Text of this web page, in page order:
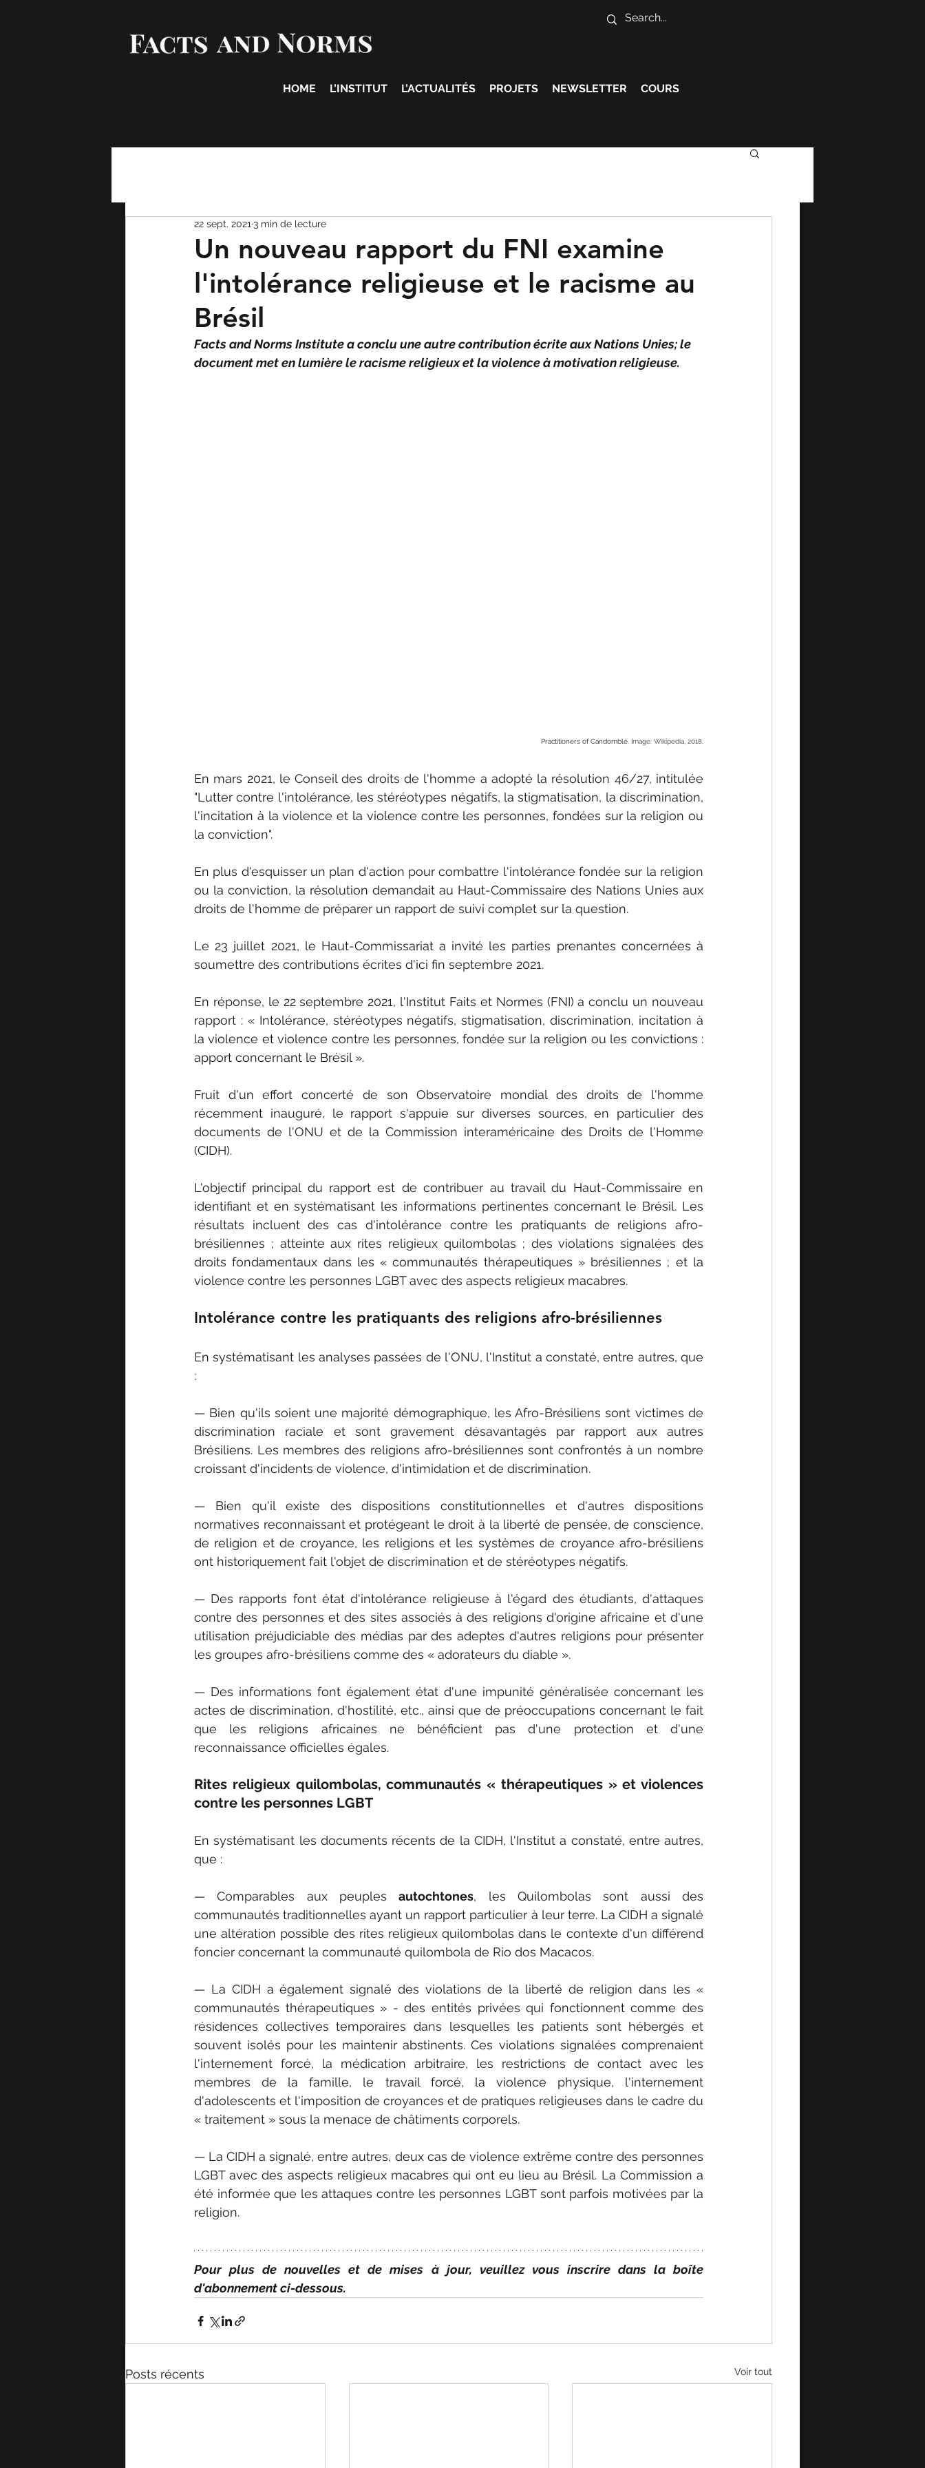
HOME L’INSTITUT L’ACTUALITÉS PROJETS NEWSLETTER COURS
Un nouveau rapport du FNI examine
l'intolérance religieuse et le racisme au
Brésil
22 sept. 2021 3 min de lecture
Facts and Norms Institute a conclu une autre contribution écrite aux Nations Unies; le
document met en lumière le racisme religieux et la violence à motivation religieuse.
Practitioners of Candomblé. Image: Wikipedia, 2018.
En mars 2021, le Conseil des droits de l'homme a adopté la résolution 46/27, intitulée
"Lutter contre l'intolérance, les stéréotypes négatifs, la stigmatisation, la discrimination,
l'incitation à la violence et la violence contre les personnes, fondées sur la religion ou
la conviction".
En plus d'esquisser un plan d'action pour combattre l'intolérance fondée sur la religion
ou la conviction, la résolution demandait au Haut-Commissaire des Nations Unies aux
droits de l'homme de préparer un rapport de suivi complet sur la question.
Le 23 juillet 2021, le Haut-Commissariat a invité les parties prenantes concernées à
soumettre des contributions écrites d'ici fin septembre 2021.
En réponse, le 22 septembre 2021, l'Institut Faits et Normes (FNI) a conclu un nouveau
rapport : « Intolérance, stéréotypes négatifs, stigmatisation, discrimination, incitation à
la violence et violence contre les personnes, fondée sur la religion ou les convictions :
apport concernant le Brésil ».
Fruit d'un effort concerté de son Observatoire mondial des droits de l'homme
récemment inauguré, le rapport s'appuie sur diverses sources, en particulier des
documents de l'ONU et de la Commission interaméricaine des Droits de l'Homme
(CIDH).
L'objectif principal du rapport est de contribuer au travail du Haut-Commissaire en
identifiant et en systématisant les informations pertinentes concernant le Brésil. Les
résultats incluent des cas d'intolérance contre les pratiquants de religions afro-
brésiliennes ; atteinte aux rites religieux quilombolas ; des violations signalées des
droits fondamentaux dans les « communautés thérapeutiques » brésiliennes ; et la
violence contre les personnes LGBT avec des aspects religieux macabres.
Intolérance contre les pratiquants des religions afro-brésiliennes
En systématisant les analyses passées de l'ONU, l'Institut a constaté, entre autres, que
:
— Bien qu'ils soient une majorité démographique, les Afro-Brésiliens sont victimes de
discrimination raciale et sont gravement désavantagés par rapport aux autres
Brésiliens. Les membres des religions afro-brésiliennes sont confrontés à un nombre
croissant d'incidents de violence, d'intimidation et de discrimination.
— Bien qu'il existe des dispositions constitutionnelles et d'autres dispositions
normatives reconnaissant et protégeant le droit à la liberté de pensée, de conscience,
de religion et de croyance, les religions et les systèmes de croyance afro-brésiliens
ont historiquement fait l'objet de discrimination et de stéréotypes négatifs.
— Des rapports font état d'intolérance religieuse à l'égard des étudiants, d'attaques
contre des personnes et des sites associés à des religions d'origine africaine et d'une
utilisation préjudiciable des médias par des adeptes d'autres religions pour présenter
les groupes afro-brésiliens comme des « adorateurs du diable ».
— Des informations font également état d'une impunité généralisée concernant les
actes de discrimination, d'hostilité, etc., ainsi que de préoccupations concernant le fait
que les religions africaines ne bénéficient pas d'une protection et d'une
reconnaissance officielles égales.
Rites religieux quilombolas, communautés « thérapeutiques » et violences
contre les personnes LGBT
En systématisant les documents récents de la CIDH, l'Institut a constaté, entre autres,
que :
— Comparables aux peuples autochtones, les Quilombolas sont aussi des
communautés traditionnelles ayant un rapport particulier à leur terre. La CIDH a signalé
une altération possible des rites religieux quilombolas dans le contexte d'un différend
foncier concernant la communauté quilombola de Rio dos Macacos.
— La CIDH a également signalé des violations de la liberté de religion dans les «
communautés thérapeutiques » - des entités privées qui fonctionnent comme des
résidences collectives temporaires dans lesquelles les patients sont hébergés et
souvent isolés pour les maintenir abstinents. Ces violations signalées comprenaient
l'internement forcé, la médication arbitraire, les restrictions de contact avec les
membres de la famille, le travail forcé, la violence physique, l'internement
d'adolescents et l'imposition de croyances et de pratiques religieuses dans le cadre du
« traitement » sous la menace de châtiments corporels.
— La CIDH a signalé, entre autres, deux cas de violence extrême contre des personnes
LGBT avec des aspects religieux macabres qui ont eu lieu au Brésil. La Commission a
été informée que les attaques contre les personnes LGBT sont parfois motivées par la
religion.
Pour plus de nouvelles et de mises à jour, veuillez vous inscrire dans la boîte
d'abonnement ci-dessous.
Posts récents Voir tout